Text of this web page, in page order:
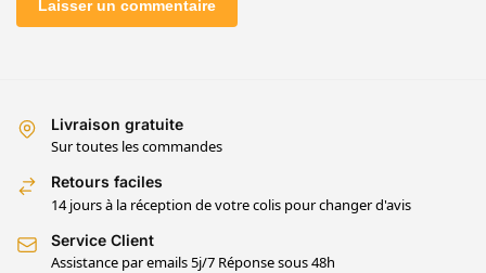
Livraison gratuite
Sur toutes les commandes
Retours faciles
14 jours à la réception de votre colis pour changer d'avis
Service Client
Assistance par emails 5j/7 Réponse sous 48h